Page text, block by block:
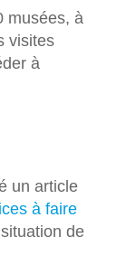
musées, à
visites
à
un article
à faire
de